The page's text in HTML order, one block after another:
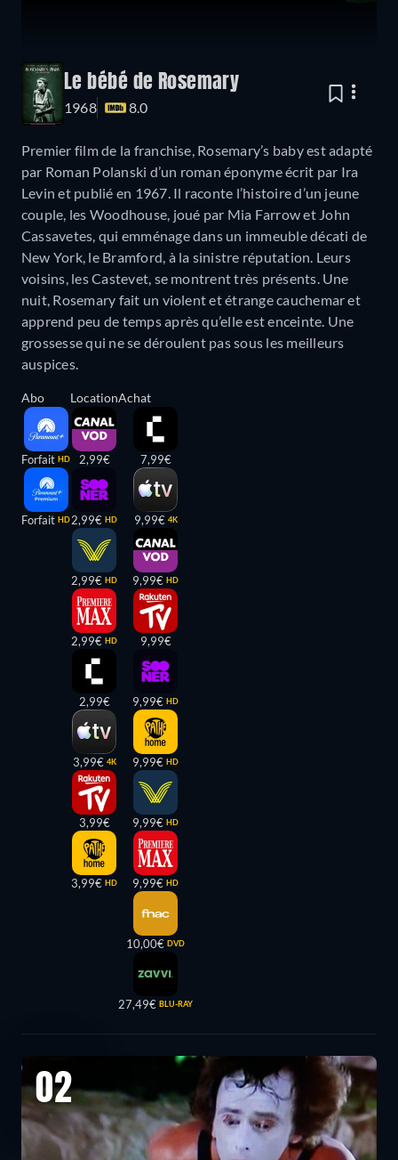
Le bébé de Rosemary
1968 8.0
Premier film de la franchise, Rosemary’s baby est adapté
par Roman Polanski d’un roman éponyme écrit par Ira
Levin et publié en 1967. Il raconte l’histoire d’un jeune
couple, les Woodhouse, joué par Mia Farrow et John
Cassavetes, qui emménage dans un immeuble décati de
New York, le Bramford, à la sinistre réputation. Leurs
voisins, les Castevet, se montrent très présents. Une
nuit, Rosemary fait un violent et étrange cauchemar et
apprend peu de temps après qu’elle est enceinte. Une
grossesse qui ne se déroulent pas sous les meilleurs
auspices.
Abo
Forfait HD
Forfait HD
Location
2,99€
2,99€ HD
2,99€ HD
2,99€ HD
2,99€
3,99€ 4K
3,99€
3,99€ HD
Achat
7,99€
9,99€ 4K
9,99€ HD
9,99€
9,99€ HD
9,99€ HD
9,99€ HD
9,99€ HD
10,00€ DVD
27,49€ BLU-RAY
02